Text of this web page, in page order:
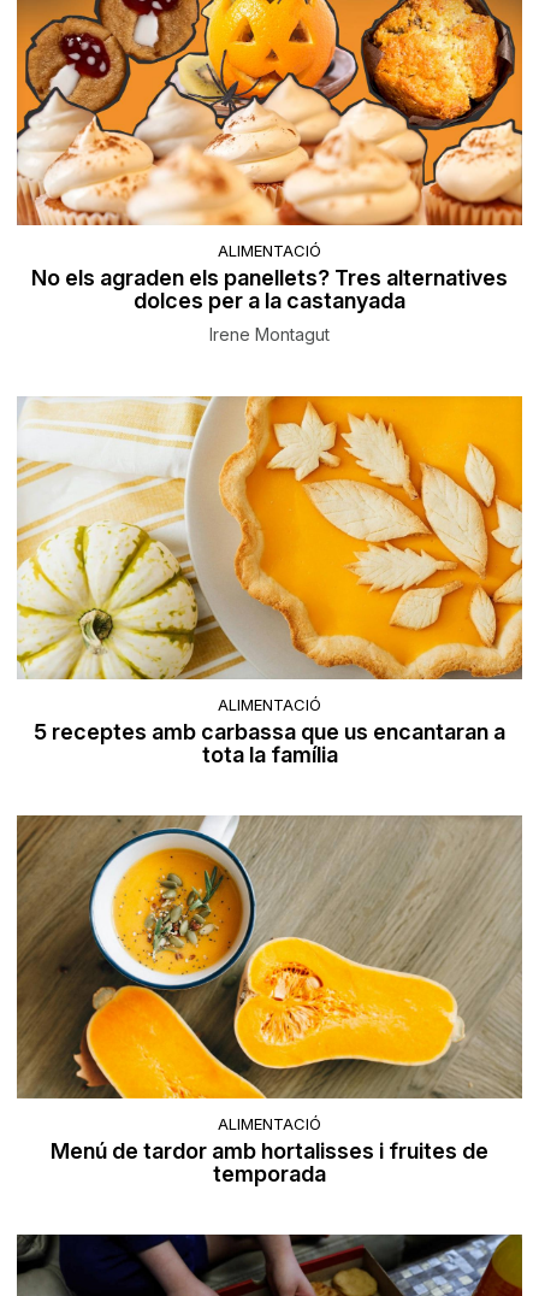
ALIMENTACIÓ
No els agraden els panellets? Tres alternatives
dolces per a la castanyada
Irene Montagut
ALIMENTACIÓ
5 receptes amb carbassa que us encantaran a
tota la família
ALIMENTACIÓ
Menú de tardor amb hortalisses i fruites de
temporada